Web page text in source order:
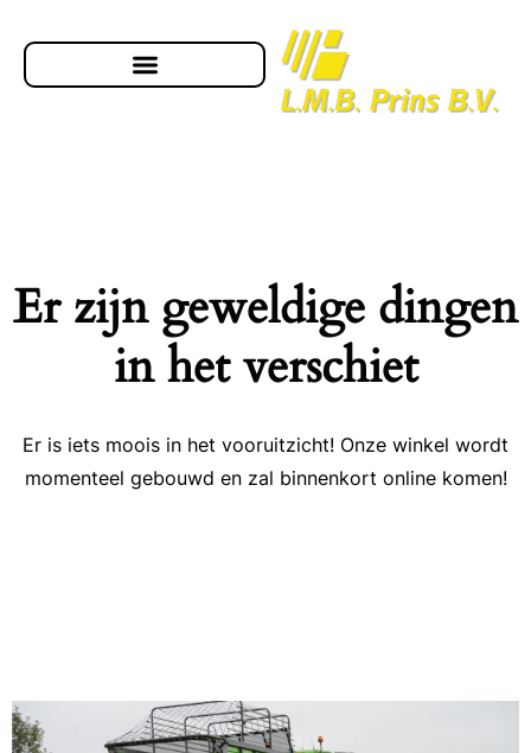
Er zijn geweldige dingen
in het verschiet
Er is iets moois in het vooruitzicht! Onze winkel wordt
momenteel gebouwd en zal binnenkort online komen!